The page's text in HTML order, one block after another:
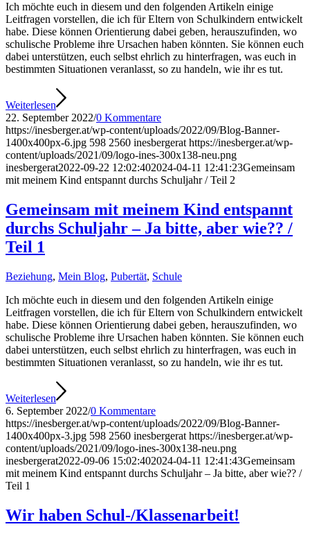
Ich möchte euch in diesem und den folgenden Artikeln einige
Leitfragen vorstellen, die ich für Eltern von Schulkindern entwickelt
habe. Diese können Orientierung dabei geben, herauszufinden, wo
schulische Probleme ihre Ursachen haben könnten. Sie können euch
dabei unterstützen, euch selbst ehrlich zu hinterfragen, was euch in
bestimmten Situationen veranlasst, so zu handeln, wie ihr es tut.
Weiterlesen
22. September 2022/0 Kommentare
https://inesberger.at/wp-content/uploads/2022/09/Blog-Banner-
1400x400px-6.jpg 598 2560 inesbergerat https://inesberger.at/wp-
content/uploads/2021/09/logo-ines-300x138-neu.png
inesbergerat2022-09-22 12:02:402024-04-11 12:41:23Gemeinsam
mit meinem Kind entspannt durchs Schuljahr / Teil 2
Gemeinsam mit meinem Kind entspannt
durchs Schuljahr – Ja bitte, aber wie?? /
Teil 1
Beziehung, Mein Blog, Pubertät, Schule
Ich möchte euch in diesem und den folgenden Artikeln einige
Leitfragen vorstellen, die ich für Eltern von Schulkindern entwickelt
habe. Diese können Orientierung dabei geben, herauszufinden, wo
schulische Probleme ihre Ursachen haben könnten. Sie können euch
dabei unterstützen, euch selbst ehrlich zu hinterfragen, was euch in
bestimmten Situationen veranlasst, so zu handeln, wie ihr es tut.
Weiterlesen
6. September 2022/0 Kommentare
https://inesberger.at/wp-content/uploads/2022/09/Blog-Banner-
1400x400px-3.jpg 598 2560 inesbergerat https://inesberger.at/wp-
content/uploads/2021/09/logo-ines-300x138-neu.png
inesbergerat2022-09-06 15:02:402024-04-11 12:41:43Gemeinsam
mit meinem Kind entspannt durchs Schuljahr – Ja bitte, aber wie?? /
Teil 1
Wir haben Schul-/Klassenarbeit!